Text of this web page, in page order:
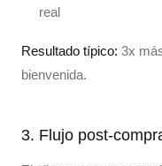
real
Resultado típico: 3x
bienvenida.
3. Flujo post-